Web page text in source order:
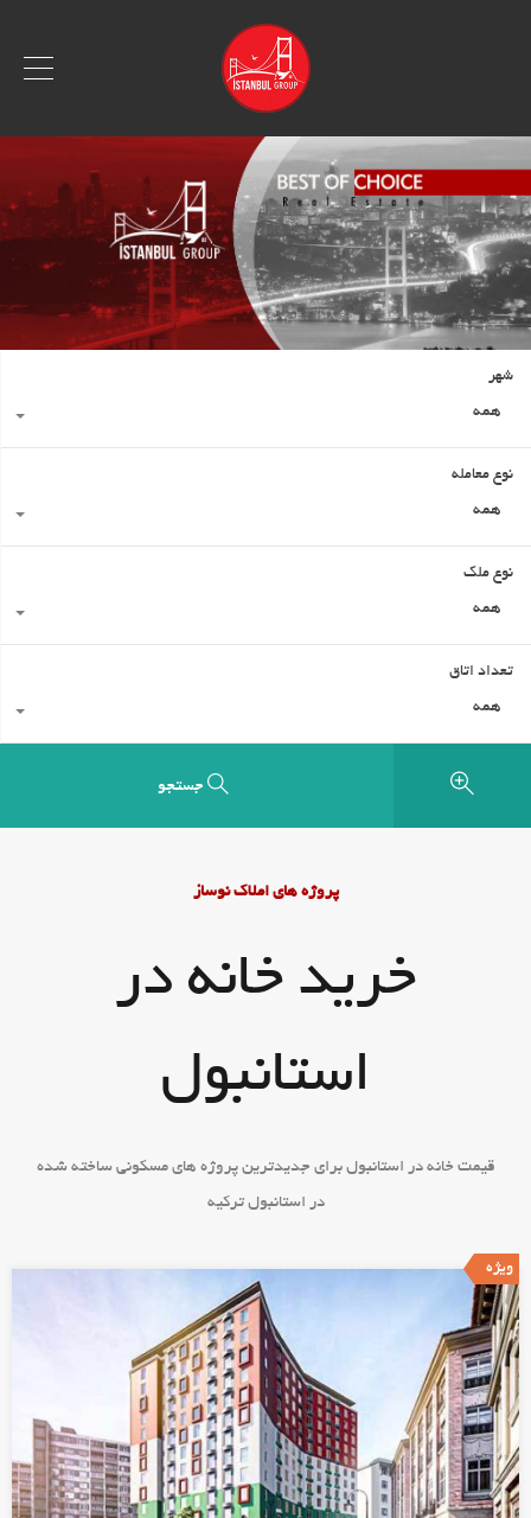
شهر
همه
نوع معامله
همه
نوع ملک
همه
تعداد اتاق
همه
جستجو
پروژه های املاک نوساز
خرید خانه در
استانبول
قیمت خانه در استانبول برای جدیدترین پروژه های مسکونی ساخته شده
در استانبول ترکیه
ویژه